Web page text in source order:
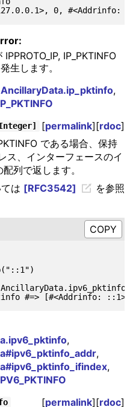
IP_PKTINFO
生します。
,
[permalink][rdoc]
である場合、保持
ス、インターフェースのイ
列で返します。
は [RFC3542]
を参照
,
,
,
[permalink][rdoc]